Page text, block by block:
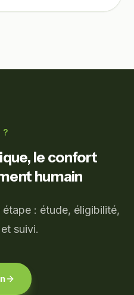
le confort
humain
: étude, éligibilité,
suivi.